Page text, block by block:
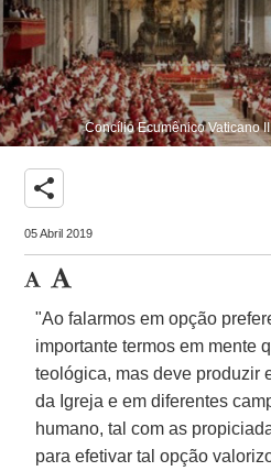
Concílio Ecumênico Vaticano
share
05 Abril 2019
"Ao falarmos em opção
importante termos em mente
teológica, mas deve produzir
da Igreja e em diferentes
humano, tal com as
para efetivar tal opção